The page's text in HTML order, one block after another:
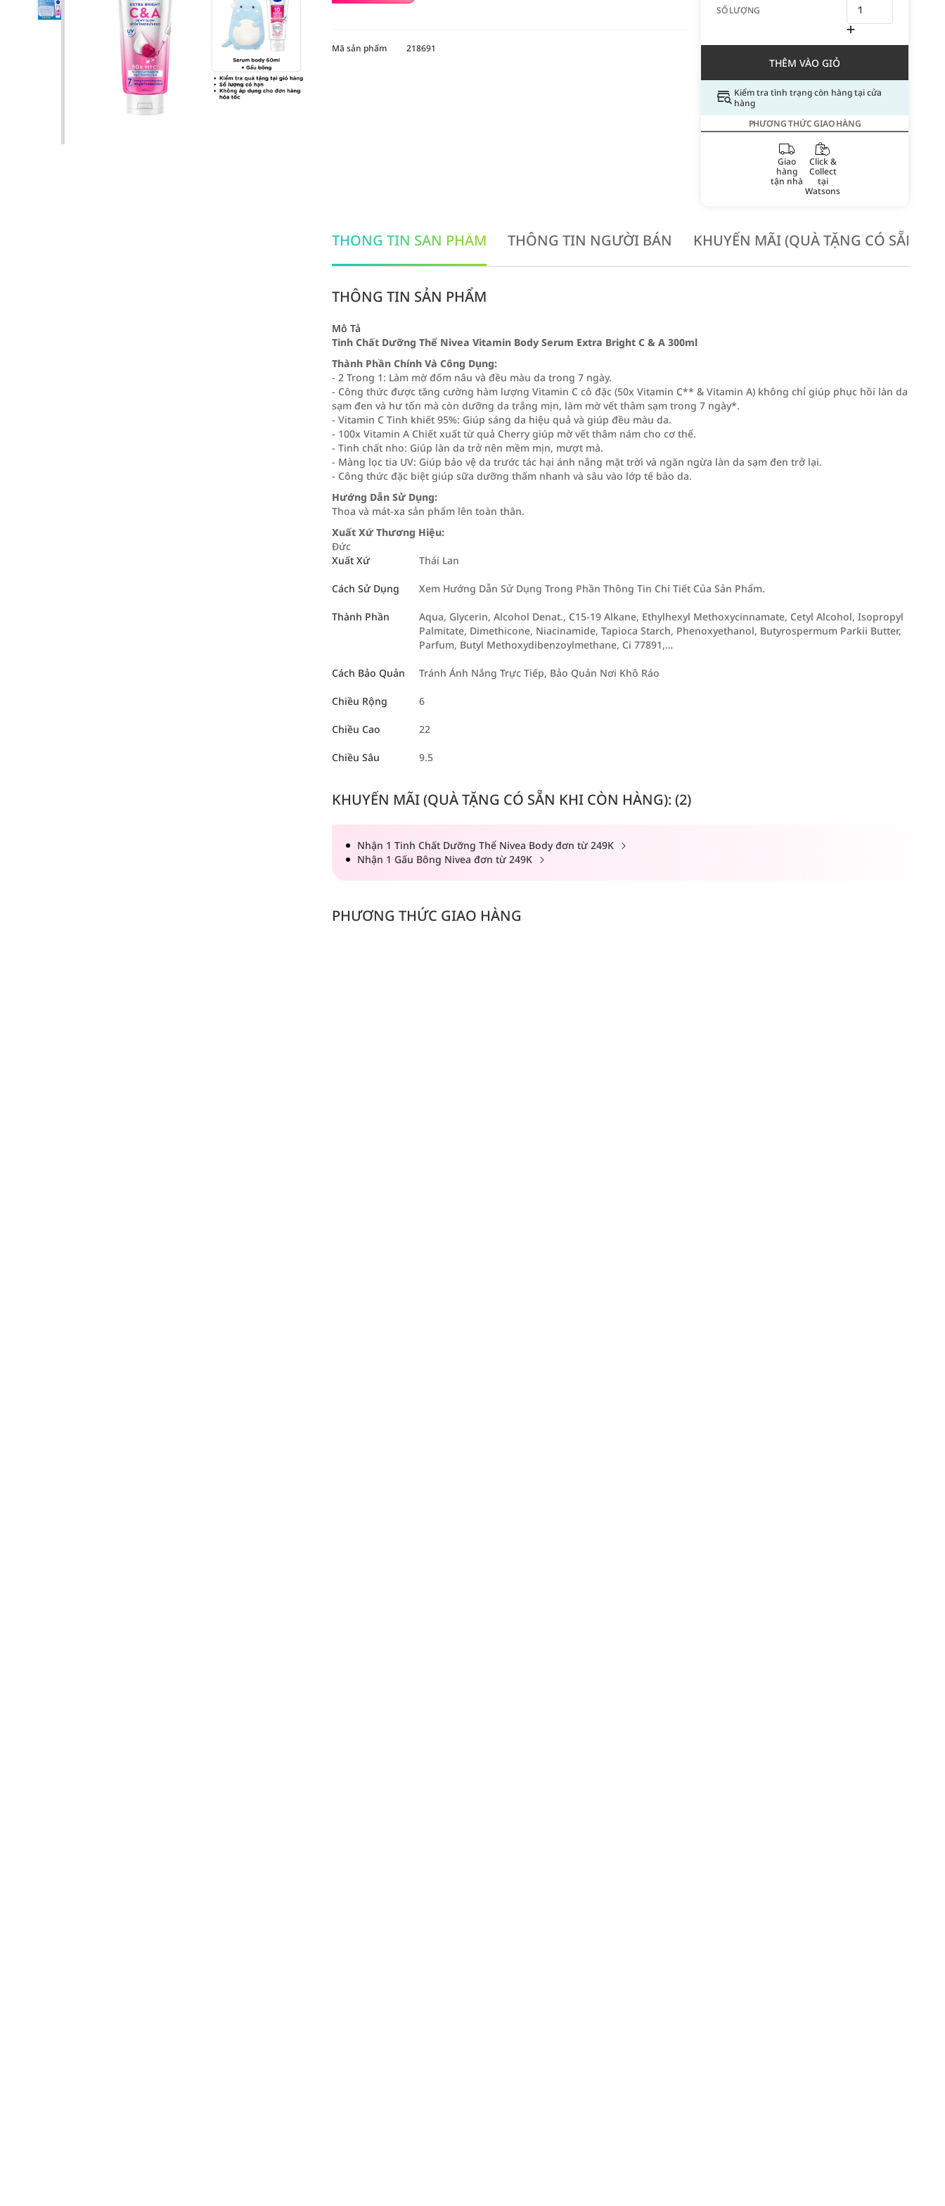
SỐ LƯỢNG
THÊM VÀO GIỎ
Kiểm tra tình trạng còn hàng tại cửa
hàng
PHƯƠNG THỨC GIAO HÀNG
Giao
hàng
tận nhà
Click &
Collect
tại
Watsons
Mã sản phẩm 218691
THÔNG TIN SẢN PHẨM THÔNG TIN NGƯỜI BÁN KHUYẾN MÃI (QUÀ TẶNG CÓ SẴN
THÔNG TIN SẢN PHẨM
Mô Tả
Tinh Chất Dưỡng Thể Nivea Vitamin Body Serum Extra Bright C & A 300ml
Thành Phần Chính Và Công Dụng:
- 2 Trong 1: Làm mờ đốm nâu và đều màu da trong 7 ngày.
- Công thức được tăng cường hàm lượng Vitamin C cô đặc (50x Vitamin C** & Vitamin A) không chỉ giúp phục hồi làn da
sạm đen và hư tổn mà còn dưỡng da trắng mịn, làm mờ vết thâm sạm trong 7 ngày*.
- Vitamin C Tinh khiết 95%: Giúp sáng da hiệu quả và giúp đều màu da.
- 100x Vitamin A Chiết xuất từ quả Cherry giúp mờ vết thâm nám cho cơ thể.
- Tinh chất nho: Giúp làn da trở nên mềm mịn, mượt mà.
- Màng lọc tia UV: Giúp bảo vệ da trước tác hại ánh nắng mặt trời và ngăn ngừa làn da sạm đen trở lại.
- Công thức đặc biệt giúp sữa dưỡng thấm nhanh và sâu vào lớp tế bào da.
Hướng Dẫn Sử Dụng:
Thoa và mát-xa sản phẩm lên toàn thân.
Xuất Xứ Thương Hiệu:
Đức
Xuất Xứ
Thái Lan
Cách Sử Dụng Xem Hướng Dẫn Sử Dụng Trong Phần Thông Tin Chi Tiết Của Sản Phẩm.
Thành Phần
Aqua, Glycerin, Alcohol Denat., C15-19 Alkane, Ethylhexyl Methoxycinnamate, Cetyl Alcohol, Isopropyl
Palmitate, Dimethicone, Niacinamide, Tapioca Starch, Phenoxyethanol, Butyrospermum Parkii Butter,
Parfum, Butyl Methoxydibenzoylmethane, Ci 77891,…
Cách Bảo Quản Tránh Ánh Nắng Trực Tiếp, Bảo Quản Nơi Khô Ráo
Chiều Rộng 6
Chiều Cao 22
Chiều Sâu 9.5
KHUYẾN MÃI (QUÀ TẶNG CÓ SẴN KHI CÒN HÀNG): (2)
Nhận 1 Tinh Chất Dưỡng Thể Nivea Body đơn từ 249K
Nhận 1 Gấu Bông Nivea đơn từ 249K
PHƯƠNG THỨC GIAO HÀNG